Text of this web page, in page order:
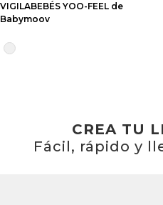
VIGILABEBÉS YOO-FEEL de
Babymoov
CREA TU
Fácil, rápido y